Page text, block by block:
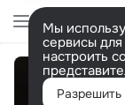
Мы
сервисы для
настроить
Разрешить